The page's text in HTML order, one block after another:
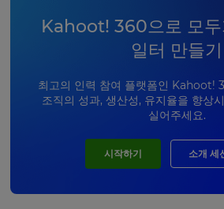
Kahoot! 360으로 모두
일터 만들기
최고의 인력 참여 플랫폼인 Kahoot!
조직의 성과, 생산성, 유지율을 향상
실어주세요.
시작하기 소개 세